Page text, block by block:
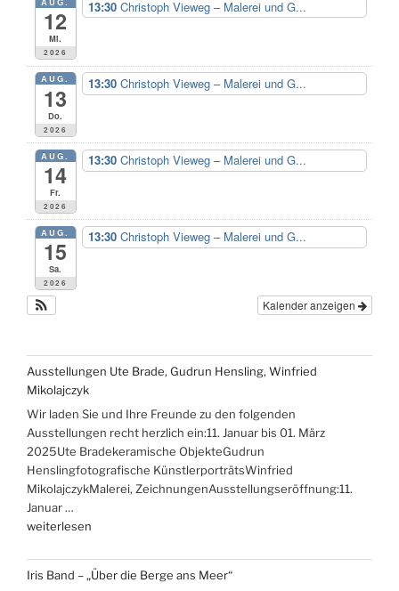
12
Mi.
2026
13:30 Christoph Vieweg – Malerei und G...
AUG.
13
Do.
2026
13:30 Christoph Vieweg – Malerei und G...
AUG.
14
Fr.
2026
13:30 Christoph Vieweg – Malerei und G...
AUG.
15
Sa.
2026
13:30 Christoph Vieweg – Malerei und G...
Kalender anzeigen
Ausstellungen Ute Brade, Gudrun Hensling, Winfried
Mikolajczyk
Wir laden Sie und Ihre Freunde zu den folgenden
Ausstellungen recht herzlich ein:11. Januar bis 01. März
2025Ute Bradekeramische ObjekteGudrun
Henslingfotografische KünstlerporträtsWinfried
MikolajczykMalerei, ZeichnungenAusstellungseröffnung:11.
Januar …
„Ausstellungen
Brade,
Gudrun
weiterlesen
Iris Band – „Über die Berge ans Meer“